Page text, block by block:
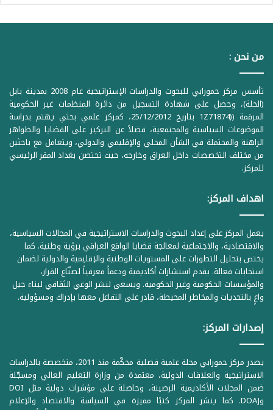
من نحن :
تأسس مركز حمورابي للبحوث والدراسات الإستراتيجية عام 2008 بمدينة بابل
(الحلة)، وحصل على شهادة التسجيل من دائرة المنظمات غير الحكومية
المرقمة ((1Z71874 بتاريخ 25/12/2012، كمركز علمي بحثي يهتم بدراسة
الموضوعات السياسية والمجتمعية، فضلاً عن التركيز على القضايا والظواهر
الراهنة والمحتملة في الشأن المحلي والإقليمي والدولي، ويتعامل مع باحثين
من مختلف التخصصات داخل العراق وخارجه، حيث تحتضن بغداد المقر الرئيسي
للمركز.
اهداف المركز:
يعمل المركز على إعداد البحوث والدراسات الاستراتيجية في المجالات السياسية،
والاقتصادية، والاجتماعية لمعالجة قضايا الواقع العراقي برؤية وطنية. كما
يختص بتحليل التطورات على المستويات الوطنية والإقليمية والدولية لضمان
استجابات فعالة. يقدم استشارات أكاديمية ودعماً معرفياً لصنّاع القرار،
والمؤسسات الحكومية وغير الحكومية. ويسعى لنشر الوعي الثقافي لبناء جيل
واعٍ بالتحديات والمخاطر المحيطة، قادر على التفاعل معها بإدراك ومسؤولية.
إصدارات المركز:
يصدر مركز حمورابي مجلة علمية فصلية محكّمة منذ 2011، متخصصة بالدراسات
الاستراتيجية والعلاقات الدولية، معتمدة من وزارة التعليم العالي ومسجّلة
ضمن المجلات الأكاديمية الرصينة، وحاصلة على مؤشرات دولية مثل DOI
وDOAJ. كما ينشر المركز كتبًا مميزة في السياسة والاقتصاد والإعلام